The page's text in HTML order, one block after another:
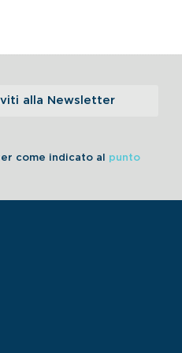
come indicato al punto
alla Newsletter